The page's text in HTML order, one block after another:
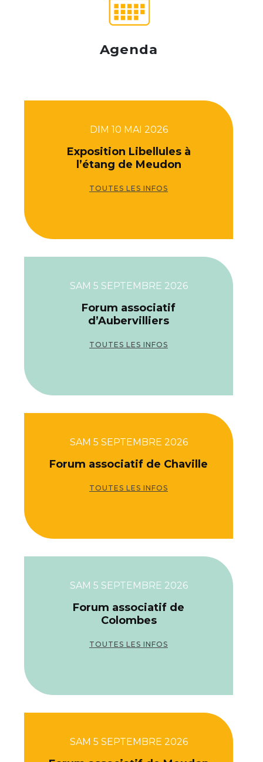
Agenda
DIM 10 MAI 2026
Exposition Libellules à
l’étang de Meudon
TOUTES LES INFOS
SAM 5 SEPTEMBRE 2026
Forum associatif
d’Aubervilliers
TOUTES LES INFOS
SAM 5 SEPTEMBRE 2026
Forum associatif de Chaville
TOUTES LES INFOS
SAM 5 SEPTEMBRE 2026
Forum associatif de
Colombes
TOUTES LES INFOS
SAM 5 SEPTEMBRE 2026